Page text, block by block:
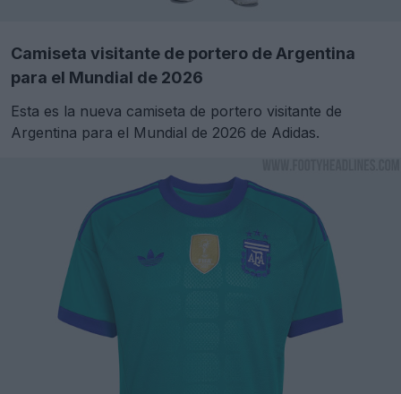
Camiseta visitante de portero de Argentina
para el Mundial de 2026
Esta es la nueva camiseta de portero visitante de
Argentina para el Mundial de 2026 de Adidas.